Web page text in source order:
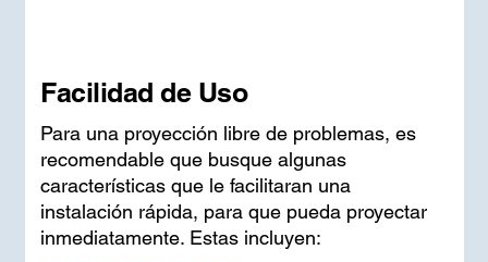
Facilidad de Uso
Para una proyección libre de problemas, es
recomendable que busque algunas
características que le facilitaran una
instalación rápida, para que pueda proyectar
inmediatamente. Estas incluyen: